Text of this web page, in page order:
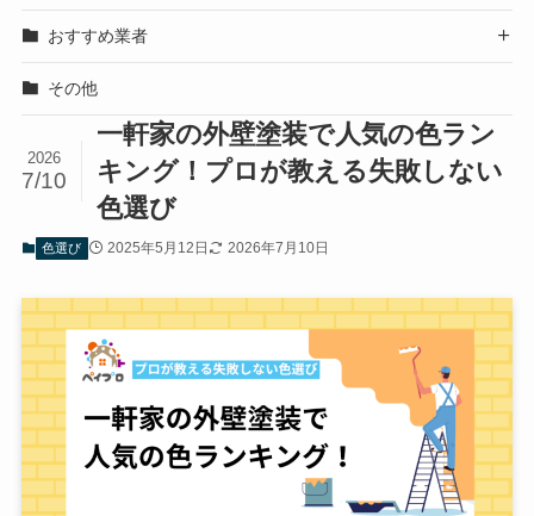
一軒家の外壁塗装で人気の色ラン
キング！プロが教える失敗しない
色選び
2026
7/10
色選び 2025年5月12日 2026年7月10日
おすすめ業者 
その他